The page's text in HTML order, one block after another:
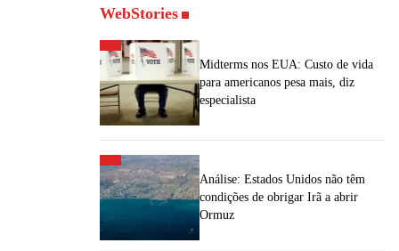
WebStories
Midterms nos EUA: Custo de vida
para americanos pesa mais, diz
especialista
Análise: Estados Unidos não têm
condições de obrigar Irã a abrir
Ormuz